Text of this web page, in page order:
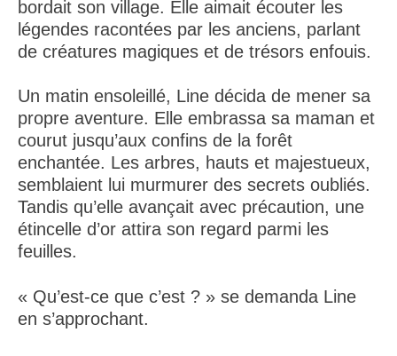
bordait son village. Elle aimait écouter les
légendes racontées par les anciens, parlant
de créatures magiques et de trésors enfouis.
Un matin ensoleillé, Line décida de mener sa
propre aventure. Elle embrassa sa maman et
courut jusqu’aux confins de la forêt
enchantée. Les arbres, hauts et majestueux,
semblaient lui murmurer des secrets oubliés.
Tandis qu’elle avançait avec précaution, une
étincelle d’or attira son regard parmi les
feuilles.
« Qu’est-ce que c’est ? » se demanda Line
en s’approchant.